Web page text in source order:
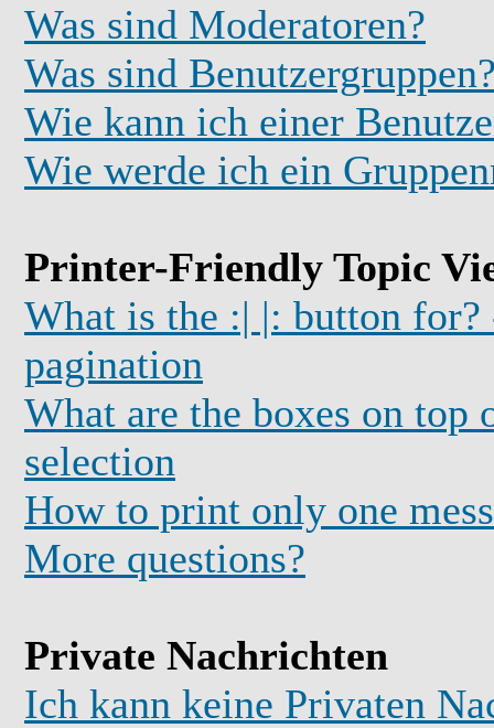
Was sind Moderatoren?
Was sind
Wie kann ich einer
Wie werde ich ein
Printer-Friendly Topic
What is the :| |: button
pagination
What are the boxes on top
selection
How to print only one
More questions?
Private Nachrichten
Ich kann keine Privaten